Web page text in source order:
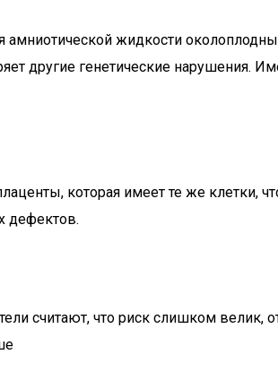
жидкости
другие генетические нарушения.
которая имеет те же клетки,
дефектов.
считают, что риск слишком велик,